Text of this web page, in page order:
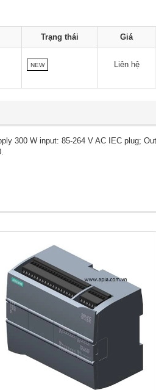
Trạng thái Giá
NEW Liên hệ
300 W input: 85-264 V AC IEC plug;